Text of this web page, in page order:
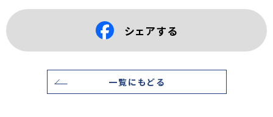
シェアする
一覧にもどる